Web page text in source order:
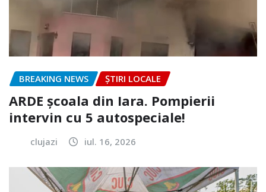
BREAKING NEWS ȘTIRI LOCALE
ARDE școala din Iara. Pompierii
intervin cu 5 autospeciale!
clujazi iul. 16, 2026